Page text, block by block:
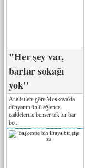
"Her şey var,
barlar sokağı
yok"
Analistlere göre Moskova'da
dünyanın ünlü eğlence
caddelerine benzer tek bir bar
bö...